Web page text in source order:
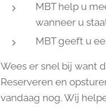
MBT help u
wanneer u
MBT geeft u
Wees er snel bij want
Reserveren en
vandaag nog. Wij